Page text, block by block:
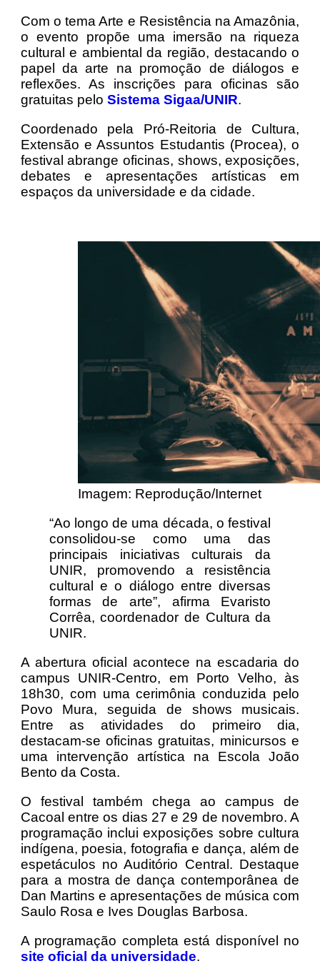
Com o tema Arte e Resistência na Amazônia,
o evento propõe uma imersão na riqueza
cultural e ambiental da região, destacando o
papel da arte na promoção de diálogos e
reflexões. As inscrições para oficinas são
gratuitas pelo Sistema Sigaa/UNIR.
Coordenado pela Pró-Reitoria de Cultura,
Extensão e Assuntos Estudantis (Procea), o
festival abrange oficinas, shows, exposições,
debates e apresentações artísticas em
espaços da universidade e da cidade.
Imagem: Reprodução/Internet
“Ao longo de uma década, o festival
consolidou-se como uma das
principais iniciativas culturais da
UNIR, promovendo a resistência
cultural e o diálogo entre diversas
formas de arte”, afirma Evaristo
Corrêa, coordenador de Cultura da
UNIR.
A abertura oficial acontece na escadaria do
campus UNIR-Centro, em Porto Velho, às
18h30, com uma cerimônia conduzida pelo
Povo Mura, seguida de shows musicais.
Entre as atividades do primeiro dia,
destacam-se oficinas gratuitas, minicursos e
uma intervenção artística na Escola João
Bento da Costa.
O festival também chega ao campus de
Cacoal entre os dias 27 e 29 de novembro. A
programação inclui exposições sobre cultura
indígena, poesia, fotografia e dança, além de
espetáculos no Auditório Central. Destaque
para a mostra de dança contemporânea de
Dan Martins e apresentações de música com
Saulo Rosa e Ives Douglas Barbosa.
A programação completa está disponível no
site oficial da universidade.